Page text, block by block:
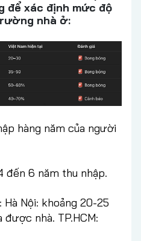
để xác định mức độ
nhà ở:
hàng năm của người
đến 6 năm thu nhập.
Nội: khoảng 20-25
nhà. TP.HCM: